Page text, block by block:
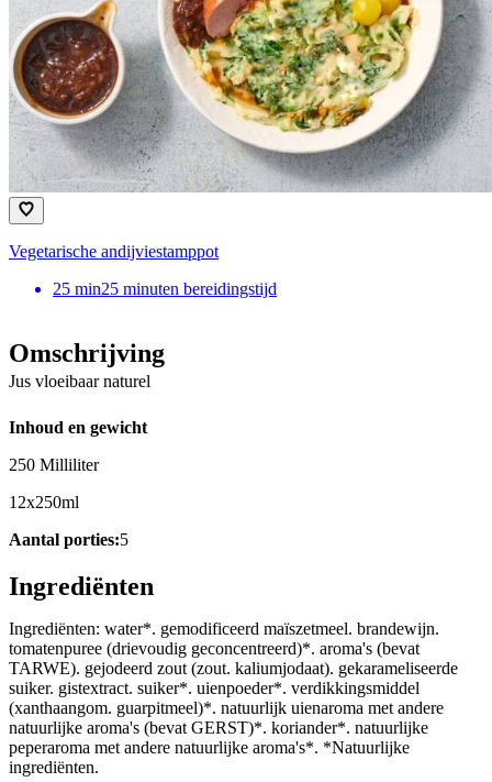
Vegetarische andijviestamppot
25 min25 minuten bereidingstijd
Omschrijving
Jus vloeibaar naturel
Inhoud en gewicht
250 Milliliter
12x250ml
Aantal porties:5
Ingrediënten
Ingrediënten: water*. gemodificeerd maïszetmeel. brandewijn.
tomatenpuree (drievoudig geconcentreerd)*. aroma's (bevat
TARWE). gejodeerd zout (zout. kaliumjodaat). gekarameliseerde
suiker. gistextract. suiker*. uienpoeder*. verdikkingsmiddel
(xanthaangom. guarpitmeel)*. natuurlijk uienaroma met andere
natuurlijke aroma's (bevat GERST)*. koriander*. natuurlijke
peperaroma met andere natuurlijke aroma's*. *Natuurlijke
ingrediënten.